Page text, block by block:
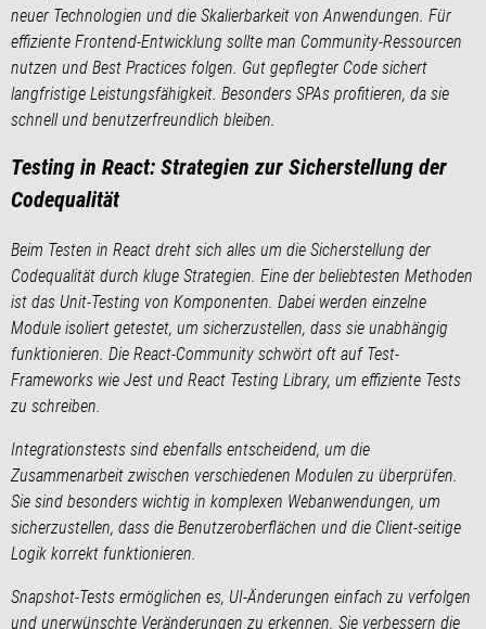
neuer Technologien und die Skalierbarkeit von Anwendungen. Für
effiziente Frontend-Entwicklung sollte man Community-Ressourcen
nutzen und Best Practices folgen. Gut gepflegter Code sichert
langfristige Leistungsfähigkeit. Besonders SPAs profitieren, da sie
schnell und benutzerfreundlich bleiben.
Testing in React: Strategien zur Sicherstellung der
Codequalität
Beim Testen in React dreht sich alles um die Sicherstellung der
Codequalität durch kluge Strategien. Eine der beliebtesten Methoden
ist das Unit-Testing von Komponenten. Dabei werden einzelne
Module isoliert getestet, um sicherzustellen, dass sie unabhängig
funktionieren. Die React-Community schwört oft auf Test-
Frameworks wie Jest und React Testing Library, um effiziente Tests
zu schreiben.
Integrationstests sind ebenfalls entscheidend, um die
Zusammenarbeit zwischen verschiedenen Modulen zu überprüfen.
Sie sind besonders wichtig in komplexen Webanwendungen, um
sicherzustellen, dass die Benutzeroberflächen und die Client-seitige
Logik korrekt funktionieren.
Snapshot-Tests ermöglichen es, UI-Änderungen einfach zu verfolgen
und unerwünschte Veränderungen zu erkennen. Sie verbessern die